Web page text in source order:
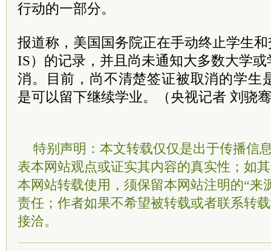
行动的一部分。
报道称，美国国务院正在手动终止学生
IS）的记录，并且尚未通知大多数大学
消。目前，尚不清楚签证被取消的学生
是可以留下继续学业。（央视记者 刘骁
特别声明：本文转载仅仅是出于传播信
表本网站观点或证实其内容的真实性；如
本网站转载使用，须保留本网站注明的“来
责任；作者如果不希望被转载或者联系转
接洽。